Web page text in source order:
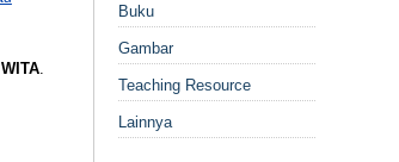
.
Buku
Gambar
Teaching Resource
Lainnya